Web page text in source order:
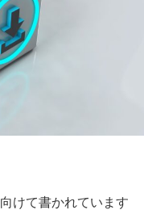
けて書かれています